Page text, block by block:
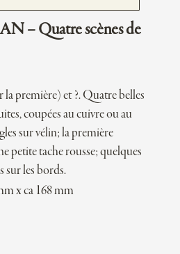
– Quatre scènes de
première) et ?. Quatre belles
coupées au cuivre ou au
sur vélin; la première
petite tache rousse; quelques
sur les bords.
x ca 168 mm